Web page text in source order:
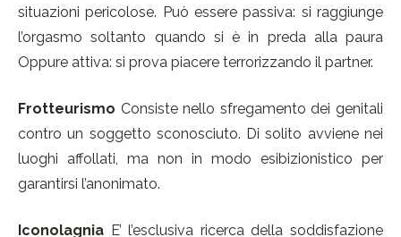
situazioni pericolose. Può essere passiva: si raggiunge
l’orgasmo soltanto quando si è in preda alla paura
Oppure attiva: si prova piacere terrorizzando il partner.
Frotteurismo Consiste nello sfregamento dei genitali
contro un soggetto sconosciuto. Di solito avviene nei
luoghi affollati, ma non in modo esibizionistico per
garantirsi l’anonimato.
Iconolagnia E’ l’esclusiva ricerca della soddisfazione